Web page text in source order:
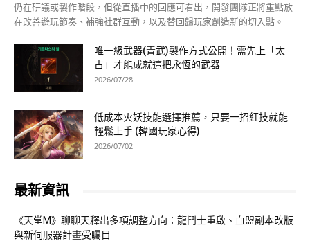
仍在研議或製作階段，但從直播中的回應可看出，開發團隊正將重點放
在改善遊玩節奏、補強社群互動，以及替回歸玩家創造新的切入點。
唯一級武器(青武)製作方式公開！需先上「太
古」才能成就這把永恆的武器
2026/07/28
低成本火妖技能選擇推薦，只要一招紅技就能
輕鬆上手 (韓國玩家心得)
2026/07/02
最新資訊
《天堂M》聊聊天釋出多項調整方向：龍鬥士重啟、血盟副本改版
與新伺服器計畫受矚目